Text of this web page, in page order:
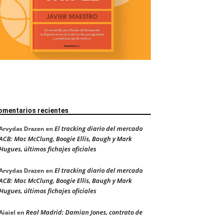
recientes
Drazen en El tracking diario del mercado
Mac McClung, Boogie Ellis, Baugh y Mark
últimos fichajes oficiales
Drazen en El tracking diario del mercado
Mac McClung, Boogie Ellis, Baugh y Mark
últimos fichajes oficiales
en Real Madrid: Damian Jones, contrato de